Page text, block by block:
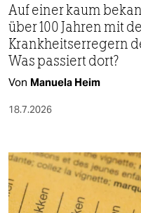
Auf einer kaum
über 100 Jahren mit
Krankheitserregern
Was passiert dort?
Von Manuela Heim
18.7.2026